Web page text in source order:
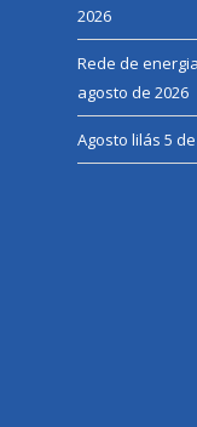
2026
Rede de
agosto de 2026
Agosto lilás 5